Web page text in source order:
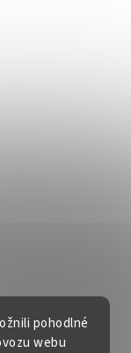
pohodlné
webu